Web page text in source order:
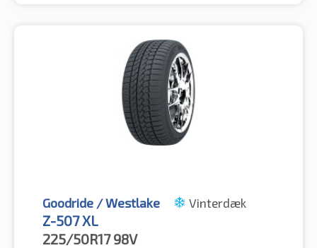
Goodride / Westlake Vinterdæk
Z-507 XL
225/50R17 98V